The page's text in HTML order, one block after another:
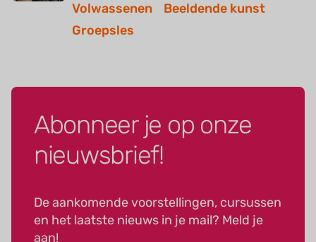
Volwassenen
Beeldende kunst
Groepsles
Abonneer je op onze
nieuwsbrief!
De aankomende voorstellingen, cursussen
en het laatste nieuws in je mail? Meld je
aan!